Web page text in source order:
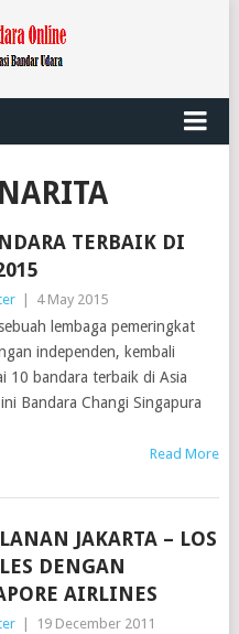
TERBAIK DI
4 May 2015
lembaga pemeringkat
independen, kembali
10 bandara terbaik di Asia
Bandara Changi Singapura
Read More
JAKARTA – LOS
DENGAN
AIRLINES
19 December 2011